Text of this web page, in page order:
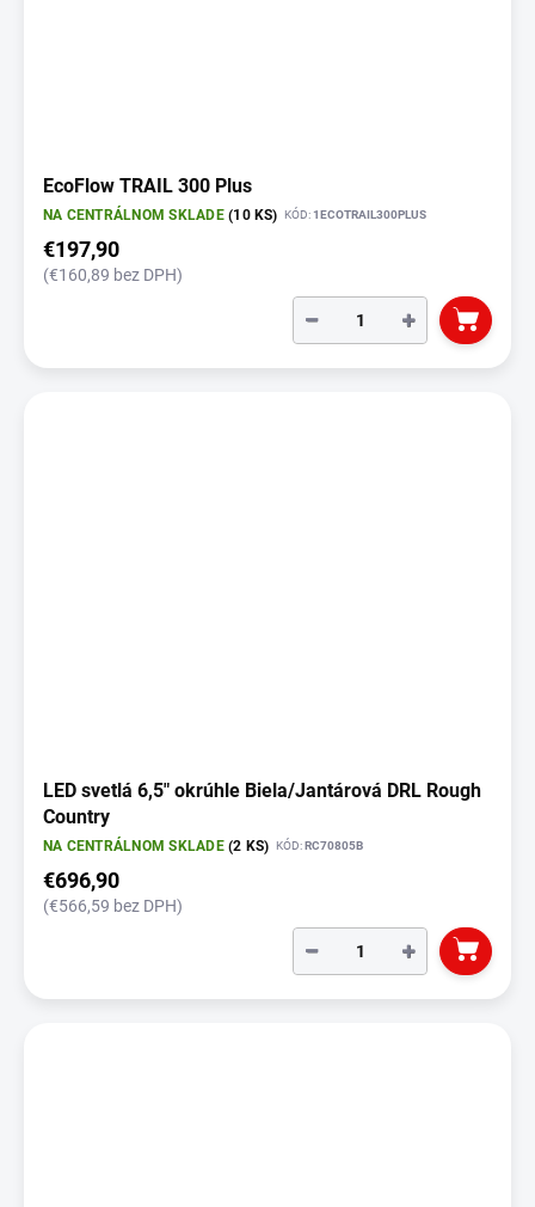
EcoFlow TRAIL 300 Plus
NA CENTRÁLNOM SKLADE(10 KS) KÓD:1ECOTRAIL300PLUS
€197,90
(€160,89 bez DPH)
+
−
LED svetlá 6,5" okrúhle Biela/Jantárová DRL Rough
Country
NA CENTRÁLNOM SKLADE(2 KS) KÓD:RC70805B
€696,90
(€566,59 bez DPH)
+
−